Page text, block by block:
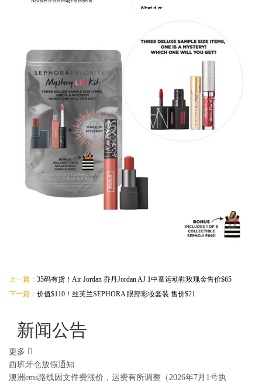
上一篇： 35码有货！Air Jordan 乔丹Jordan AJ 1中童运动鞋玫瑰金售价$65
下一篇： 价值$110！丝芙兰SEPHORA 眼部彩妆套装 售价$21
新闻公告
更多
西班牙仓放假通知
澳洲ems路线因文件费涨价，运费有所调整（2026年7月1号执